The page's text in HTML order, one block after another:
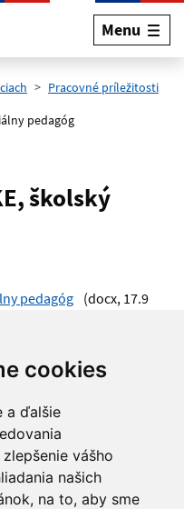
cookies
a ďalšie
vášho
našich
na to, aby sme
Menu
Pracovné príležitosti
pedagóg
školský
pedagóg (docx, 17.9